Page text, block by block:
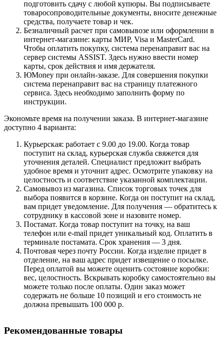
подготовить сдачу с любой купюры. Вы подписываете
товаросопроводительные документы, вносите денежные
средства, получаете товар и чек.
Безналичный расчет при самовывозе или оформлении в
интернет-магазине: карты МИР, Visa и MasterCard.
Чтобы оплатить покупку, система перенаправит вас на
сервер системы ASSIST. Здесь нужно ввести номер
карты, срок действия и имя держателя.
ЮMoney при онлайн-заказе. Для совершения покупки
система перенаправит вас на страницу платежного
сервиса. Здесь необходимо заполнить форму по
инструкции.
Экономьте время на получении заказа. В интернет-магазине
доступно 4 варианта:
Курьерская: работает с 9.00 до 19.00. Когда товар
поступит на склад, курьерская служба свяжется для
уточнения деталей. Специалист предложит выбрать
удобное время и уточнит адрес. Осмотрите упаковку на
целостность и соответствие указанной комплектации.
Самовывоз из магазина. Список торговых точек для
выбора появится в корзине. Когда он поступит на склад,
вам придет уведомление. Для получения — обратитесь к
сотруднику в кассовой зоне и назовите номер.
Постамат. Когда товар поступит на точку, на ваш
телефон или e-mail придет уникальный код. Оплатить в
терминале постамата. Срок хранения — 3 дня.
Почтовая через почту России. Когда изделие придет в
отделение, на ваш адрес придет извещение о посылке.
Перед оплатой вы можете оценить состояние коробки:
вес, целостность. Вскрывать коробку самостоятельно вы
можете только после оплаты. Один заказ может
содержать не больше 10 позиций и его стоимость не
должна превышать 100 000 р.
Рекомендованные товары